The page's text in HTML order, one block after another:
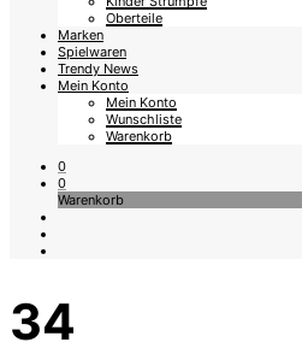
Oberteile
Marken
Spielwaren
Trendy News
Mein Konto
Mein Konto
Wunschliste
Warenkorb
0
0
Warenkorb
34